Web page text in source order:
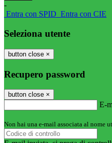
-
Entra con SPID Entra con CIE
Seleziona utente
button close ×
Recupero password
button close ×
E-
Non hai una e-mail associata al nome